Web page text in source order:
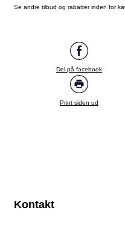
Se andre tilbud og rabatter inden for
Del på facebook
Print siden ud
Kontakt